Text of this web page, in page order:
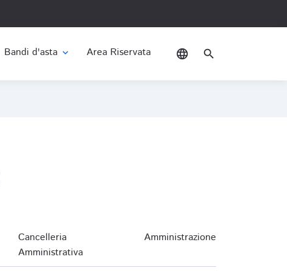
Bandi d'asta expand_more Area Riservata language search
Cancelleria
Amministrativa
Amministrazione